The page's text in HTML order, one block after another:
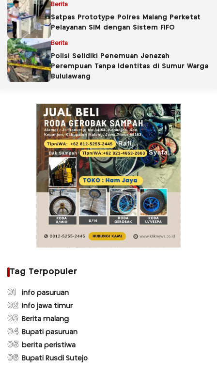
Berita
Satpas Prototype Polres Malang Perketat
Pelayanan SIM dengan Sistem FIFO
Berita
Polisi Selidiki Penemuan Jenazah
Perempuan Tanpa Identitas di Sumur Warga
Bululawang
Tag Terpopuler
01 info pasuruan
02 Info jawa timur
03 Berita malang
04 Bupati pasuruan
05 berita peristiwa
06 Bupati Rusdi Sutejo